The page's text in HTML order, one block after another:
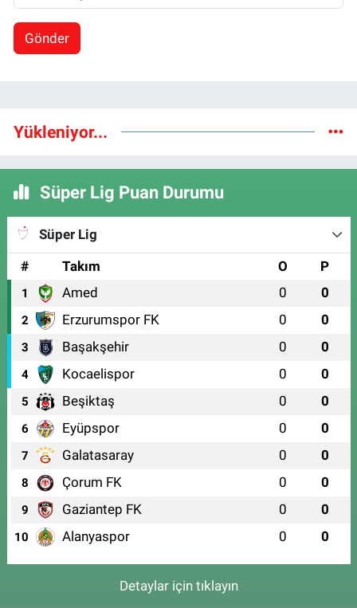
Gönder
Yükleniyor...
Süper Lig Puan Durumu
Süper Lig
#
Takım O P
1 Amed 0 0
2 Erzurumspor FK 0 0
3 Başakşehir 0 0
4 Kocaelispor 0 0
5 Beşiktaş 0 0
6 Eyüpspor 0 0
7 Galatasaray 0 0
8 Çorum FK 0 0
9 Gaziantep FK 0 0
10 Alanyaspor 0 0
Detaylar için tıklayın